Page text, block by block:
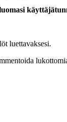
luettavaksesi.